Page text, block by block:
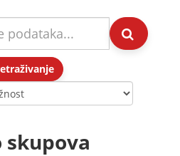
skupova